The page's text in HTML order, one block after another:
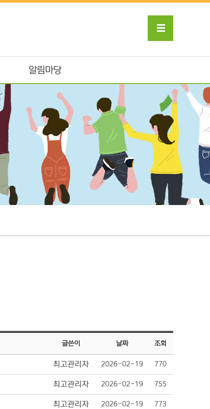
알림마당
글쓴이 날짜 조회
최고관리자 2026-02-19 770
최고관리자 2026-02-19 755
최고관리자 2026-02-19 773